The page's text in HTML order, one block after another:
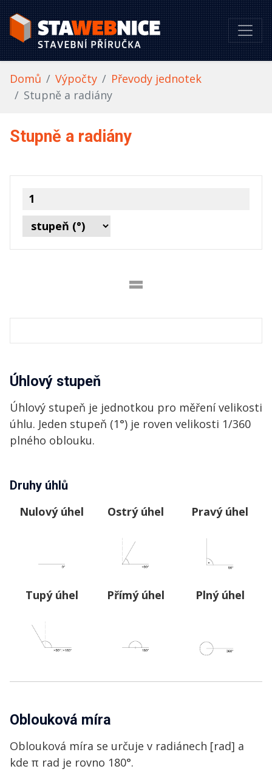
Domů Výpočty
Převody jednotek
Stupně a radiány
Stupně a radiány
=
Úhlový stupeň
Úhlový stupeň je jednotkou pro měření velikosti
úhlu. Jeden stupeň (1°) je roven velikosti 1/360
plného oblouku.
Druhy úhlů
Nulový úhel
Ostrý úhel Pravý úhel
Tupý úhel Přímý úhel Plný úhel
Oblouková míra
Oblouková míra se určuje v radiánech [rad] a
kde π rad je rovno 180°.